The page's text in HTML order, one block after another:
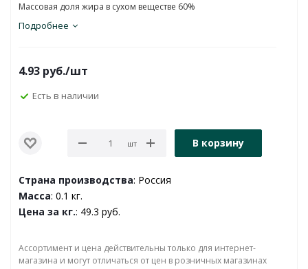
Массовая доля жира в сухом веществе 60%
Подробнее
4.93 руб./шт
Есть в наличии
шт В корзину
Страна производства: Россия
Масса: 0.1 кг.
Цена за кг.: 49.3 руб.
Ассортимент и цена действительны только для интернет-
магазина и могут отличаться от цен в розничных магазинах